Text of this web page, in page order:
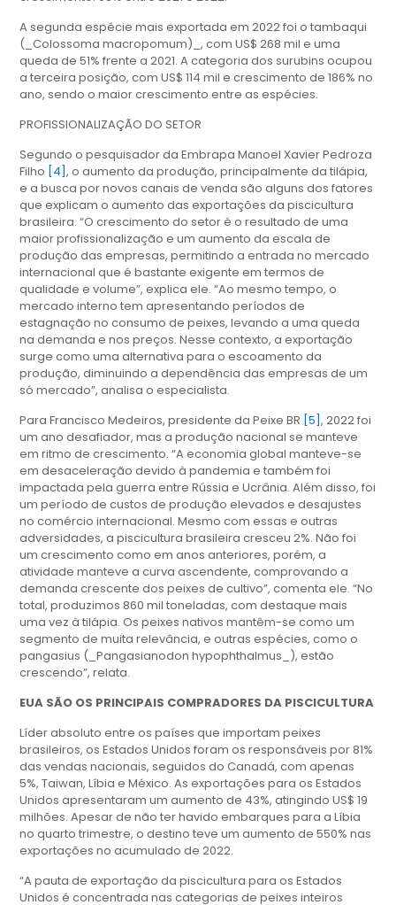
A segunda espécie mais exportada em 2022 foi o tambaqui
(_Colossoma macropomum)_, com US$ 268 mil e uma
queda de 51% frente a 2021. A categoria dos surubins ocupou
a terceira posição, com US$ 114 mil e crescimento de 186% no
ano, sendo o maior crescimento entre as espécies.
PROFISSIONALIZAÇÃO DO SETOR
Segundo o pesquisador da Embrapa Manoel Xavier Pedroza
Filho [4], o aumento da produção, principalmente da tilápia,
e a busca por novos canais de venda são alguns dos fatores
que explicam o aumento das exportações da piscicultura
brasileira. “O crescimento do setor é o resultado de uma
maior profissionalização e um aumento da escala de
produção das empresas, permitindo a entrada no mercado
internacional que é bastante exigente em termos de
qualidade e volume”, explica ele. “Ao mesmo tempo, o
mercado interno tem apresentando períodos de
estagnação no consumo de peixes, levando a uma queda
na demanda e nos preços. Nesse contexto, a exportação
surge como uma alternativa para o escoamento da
produção, diminuindo a dependência das empresas de um
só mercado”, analisa o especialista.
Para Francisco Medeiros, presidente da Peixe BR [5], 2022 foi
um ano desafiador, mas a produção nacional se manteve
em ritmo de crescimento. “A economia global manteve-se
em desaceleração devido à pandemia e também foi
impactada pela guerra entre Rússia e Ucrânia. Além disso, foi
um período de custos de produção elevados e desajustes
no comércio internacional. Mesmo com essas e outras
adversidades, a piscicultura brasileira cresceu 2%. Não foi
um crescimento como em anos anteriores, porém, a
atividade manteve a curva ascendente, comprovando a
demanda crescente dos peixes de cultivo”, comenta ele. “No
total, produzimos 860 mil toneladas, com destaque mais
uma vez à tilápia. Os peixes nativos mantêm-se como um
segmento de muita relevância, e outras espécies, como o
pangasius (_Pangasianodon hypophthalmus_), estão
crescendo”, relata.
EUA SÃO OS PRINCIPAIS COMPRADORES DA PISCICULTURA
Líder absoluto entre os países que importam peixes
brasileiros, os Estados Unidos foram os responsáveis por 81%
das vendas nacionais, seguidos do Canadá, com apenas
5%, Taiwan, Líbia e México. As exportações para os Estados
Unidos apresentaram um aumento de 43%, atingindo US$ 19
milhões. Apesar de não ter havido embarques para a Líbia
no quarto trimestre, o destino teve um aumento de 550% nas
exportações no acumulado de 2022.
“A pauta de exportação da piscicultura para os Estados
Unidos é concentrada nas categorias de peixes inteiros